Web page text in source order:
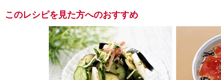
このレシピを見た方へのおすすめ